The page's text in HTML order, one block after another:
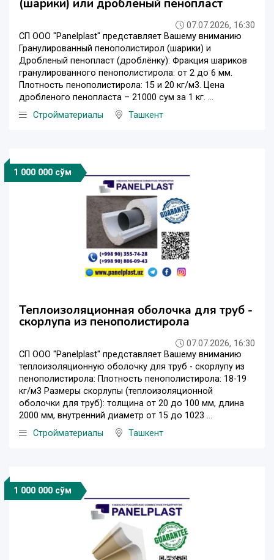
(шарики) или дробленый пенопласт
07.07.2026, 16:30
СП ООО "Panelplast" представляет Вашему вниманию
Гранулированный пенополистирол (шарики) и
Дробленый пенопласт (дроблёнку): Фракция шариков
гранулированного пенополистирола: от 2 до 6 мм.
Плотность пенополистирола: 15 и 20 кг/м3. Цена
дробленого пенопласта – 21000 сум за 1 кг. ...
Стройматериалы
Ташкент
1 000 000 сўм
Теплоизоляционная оболочка для труб -
скорлупа из пенополистирола
07.07.2026, 16:30
СП ООО "Panelplast" представляет Вашему вниманию
теплоизоляционную оболочку для труб - скорлупу из
пенополистирола: Плотность пенополистирола: 18-19
кг/м3 Размеры скорлупы (теплоизоляционной
оболочки для труб): толщина от 20 до 100 мм, длина
2000 мм, внутренний диаметр от 15 до 1023 ...
Стройматериалы
Ташкент
1 000 000 сўм